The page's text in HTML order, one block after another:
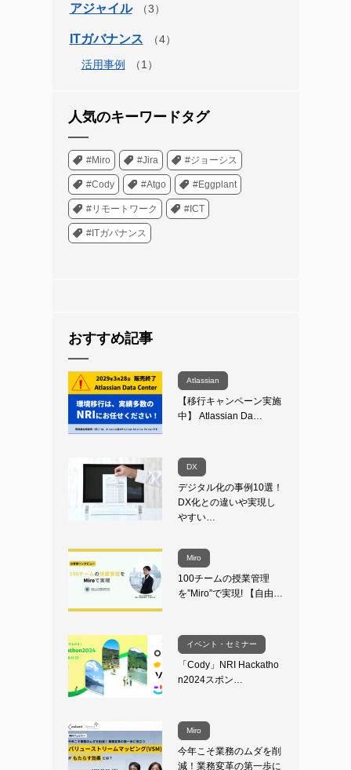
アジャイル
ITガバナンス
活用事例
人気のキーワードタグ
#Miro #Jira #ジョーシス
#Cody #Atgo #Eggplant
#リモートワーク #ICT
#ITガバナンス
おすすめ記事
Atlassian
【移行キャンペーン実施
中】 Atlassian Da…
DX
デジタル化の事例10選！
DX化との違いや実現し
やすい…
Miro
100チームの授業管理
を”Miro”で実現! 【自由…
イベント・セミナー
「Cody」NRI Hackatho
n2024スポン…
Miro
今年こそ業務のムダを削
減！業務変革の第一歩に